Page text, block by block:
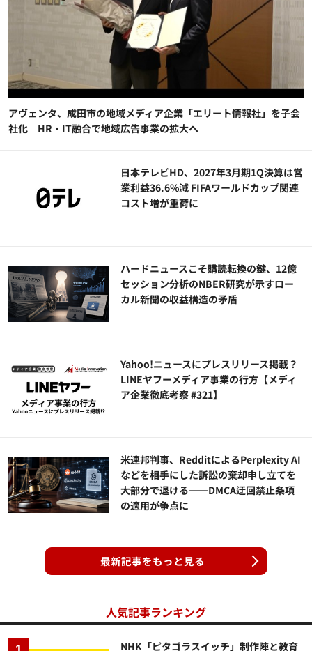
アヴェンタ、成田市の地域メディア企業「エリート情報社」を子会
社化 HR・IT融合で地域広告事業の拡大へ
日本テレビHD、2027年3月期1Q決算は営
業利益36.6%減 FIFAワールドカップ関連
コスト増が重荷に
ハードニュースこそ購読転換の鍵、12億
セッション分析のNBER研究が示すロー
カル新聞の収益構造の矛盾
Yahoo!ニュースにプレスリリース掲載？
LINEヤフーメディア事業の行方【メディ
ア企業徹底考察 #321】
米連邦判事、RedditによるPerplexity AI
などを相手にした訴訟の棄却申し立てを
大部分で退ける——DMCA迂回禁止条項
の適用が争点に
最新記事をもっと見る
人気記事ランキング
NHK「ピタゴラスイッチ」制作陣と教育